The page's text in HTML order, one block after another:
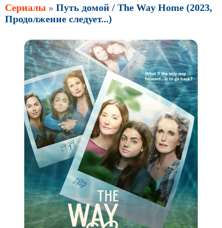
Сериалы » Путь домой / The Way Home (2023,
Продолжение следует...)